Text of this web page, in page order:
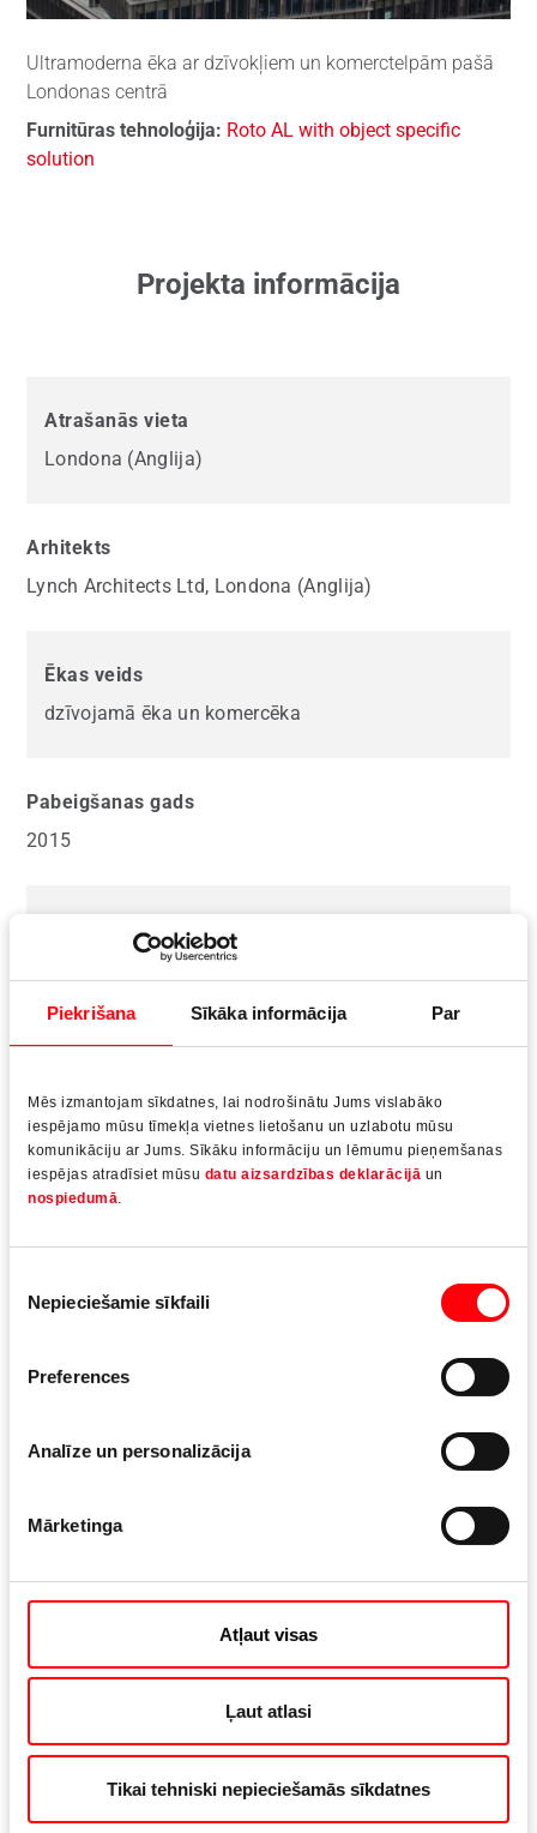
Piekrišana Sīkāka informācija Par
Mēs izmantojam sīkdatnes, lai nodrošinātu Jums vislabāko
iespējamo mūsu tīmekļa vietnes lietošanu un uzlabotu mūsu
komunikāciju ar Jums. Sīkāku informāciju un lēmumu pieņemšanas
iespējas atradīsiet mūsu datu aizsardzības deklarācijā un
nospiedumā
izvēle
Nepieciešamie sīkfaili
Preferences
Analīze un personalizācija
Mārketinga
Atļaut visas
Ļaut atlasi
Tikai tehniski nepieciešamās sīkdatnes
Ultramoderna ēka ar dzīvokļiem un komerctelpām pašā
Londonas centrā
Furnitūras tehnoloģija: Roto AL with object specific
solution
Projekta informācija
Atrašanās vieta
Londona (Anglija)
Arhitekts
Lynch Architects Ltd, Londona (Anglija)
Ēkas veids
dzīvojamā ēka un komercēka
Pabeigšanas gads
2015
Sistēmas un profili
Josef Gartner GmbH
alumīnijs
Jūsu kontaktpersona īpašiem
risinājumiem no alumīnija